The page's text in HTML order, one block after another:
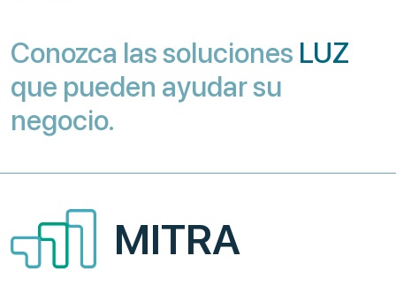
Conozca las soluciones LUZ
que pueden ayudar su
negocio.
MITRA